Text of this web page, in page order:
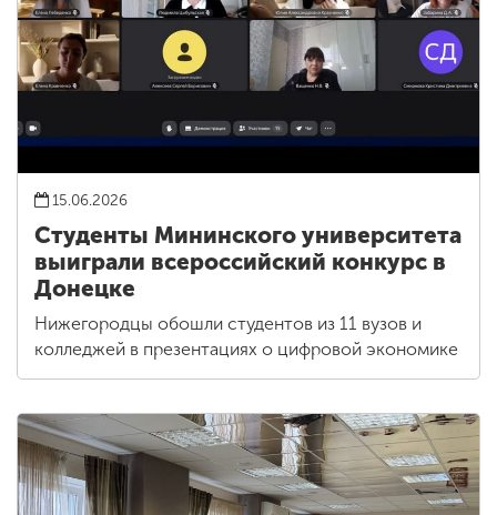
15.06.2026
Студенты Мининского университета
выиграли всероссийский конкурс в
Донецке
Нижегородцы обошли студентов из 11 вузов и
колледжей в презентациях о цифровой экономике